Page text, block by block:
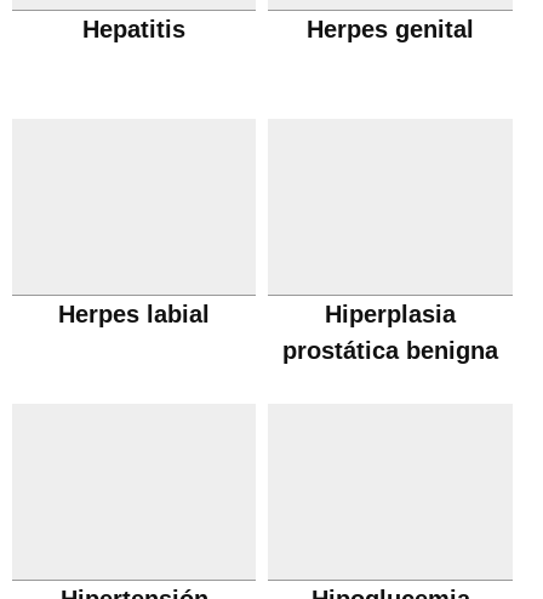
Hepatitis Herpes genital
Herpes labial
Hiperplasia
prostática benigna